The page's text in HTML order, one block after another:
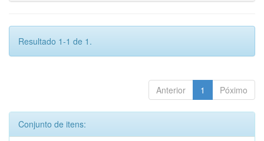
Resultado 1-1 de 1.
Anterior 1 Póximo
Conjunto de itens: